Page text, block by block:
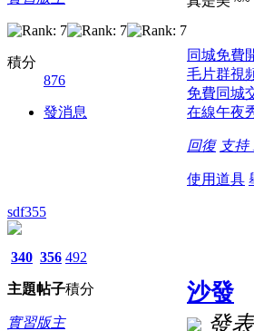
積分
876
發消息
同城免費
毛片群視
免費同城
在線午夜
回復 支持
使用道具
sdf355
340
主題
356
帖子
492
積分
實習版主
沙發
發